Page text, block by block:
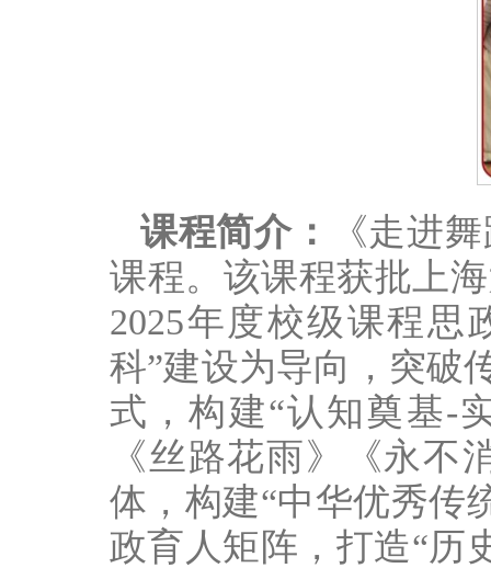
课程简介：
《走进
课程。该课程获批上
2025年度校级课程思
科”建设为导向，突破
式，构建“认知奠基-
《丝路花雨》《永
体，构建“中华优秀传
政育人矩阵，打造“历